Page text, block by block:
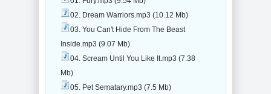
02. Dream Warriors.mp3 (10.12 Mb)
03. You Can't Hide From The Beast
Inside.mp3 (9.07 Mb)
04. Scream Until You Like It.mp3 (7.38
Mb)
05. Pet Sematary.mp3 (7.5 Mb)